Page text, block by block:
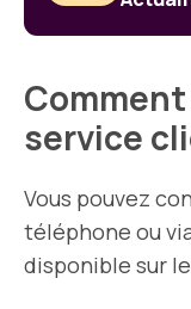
service
Vous pouvez
téléphone ou
disponible sur